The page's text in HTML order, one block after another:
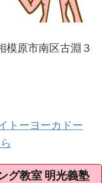
模原市南区古淵３
トーヨーカドー
グ教室 明光義塾